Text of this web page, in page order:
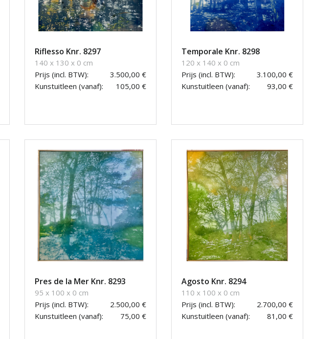
Riflesso Knr. 8297
140 x 130 x 0 cm
Prijs (incl. BTW):
3.500,00 €
Kunstuitleen (vanaf):
105,00 €
Temporale Knr. 8298
120 x 140 x 0 cm
Prijs (incl. BTW):
3.100,00 €
Kunstuitleen (vanaf):
93,00 €
Pres de la Mer Knr. 8293
95 x 100 x 0 cm
Prijs (incl. BTW):
2.500,00 €
Kunstuitleen (vanaf):
75,00 €
Agosto Knr. 8294
110 x 100 x 0 cm
Prijs (incl. BTW):
2.700,00 €
Kunstuitleen (vanaf):
81,00 €